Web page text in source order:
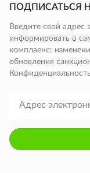
ПОДПИСАТЬСЯ
Введите свой
информировать о
комплаенс:
обновления